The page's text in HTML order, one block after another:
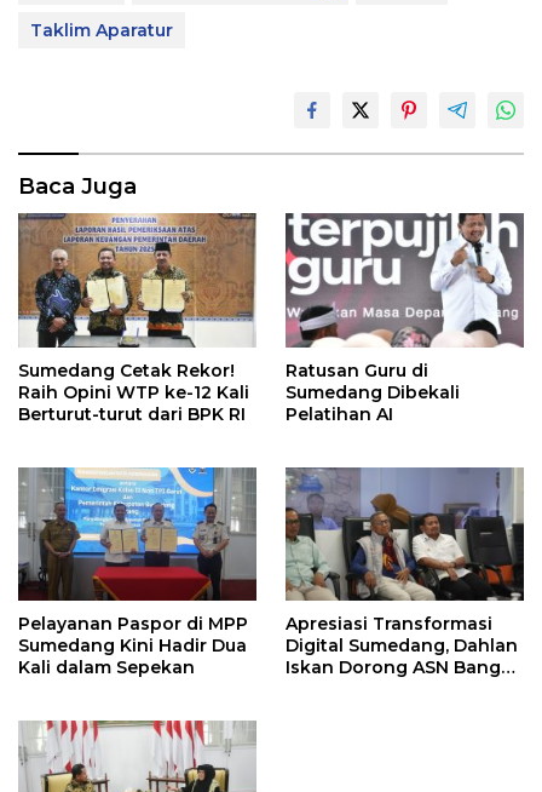
Taklim Aparatur
Baca Juga
Sumedang Cetak Rekor!
Raih Opini WTP ke-12 Kali
Berturut-turut dari BPK RI
Ratusan Guru di
Sumedang Dibekali
Pelatihan AI
Pelayanan Paspor di MPP
Sumedang Kini Hadir Dua
Kali dalam Sepekan
Apresiasi Transformasi
Digital Sumedang, Dahlan
Iskan Dorong ASN Bangun